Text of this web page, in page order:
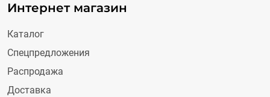
Интернет магазин
Каталог
Спецпредложения
Распродажа
Доставка